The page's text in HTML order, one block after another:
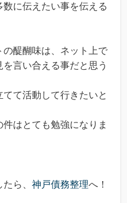
数に伝えたい事を伝える
醍醐味は、ネット上で
言い合える事だと思う
て活動して行きたいと
はとても勉強になりま
ら、 神戸債務整理へ！